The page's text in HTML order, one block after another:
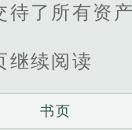
了所有资
继续阅读
书页